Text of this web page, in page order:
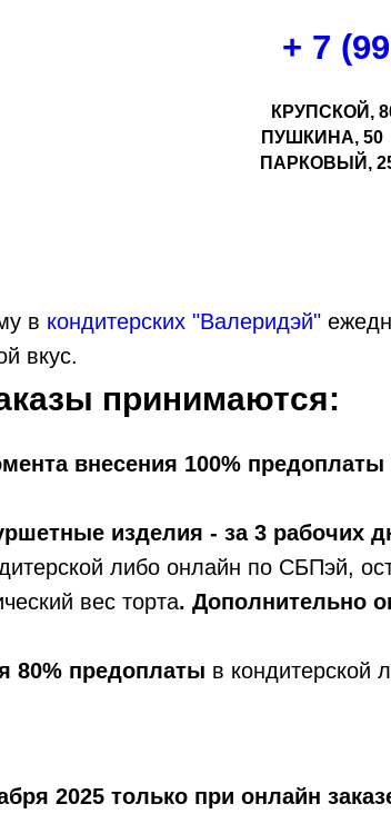
+ 7
КРУПСКОЙ,
ПУШКИНА, 50
ПАРКОВЫЙ,
в кондитерских "Валеридэй"
вкус.
принимаются:
внесения 100%
изделия - за 3 рабочих
либо онлайн по СБПэй,
вес торта. Дополнительно
80% предоплаты в кондитерской
2025 только при онлайн